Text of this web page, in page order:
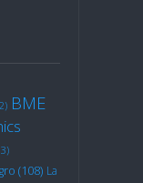
BME
(108) La